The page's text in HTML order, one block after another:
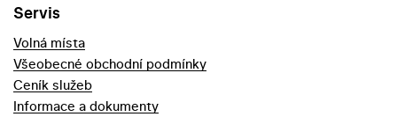
Servis
Volná místa
Všeobecné obchodní podmínky
Ceník služeb
Informace a dokumenty